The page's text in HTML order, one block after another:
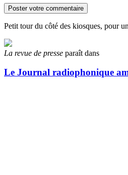
Petit tour du côté des kiosques, pour
La revue de presse paraît dans
Le Journal radiophonique